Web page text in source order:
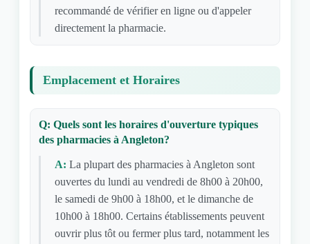
recommandé de vérifier en ligne ou d'appeler
directement la pharmacie.
Emplacement et Horaires
Q: Quels sont les horaires d'ouverture typiques
des pharmacies à Angleton?
A: La plupart des pharmacies à Angleton sont
ouvertes du lundi au vendredi de 8h00 à 20h00,
le samedi de 9h00 à 18h00, et le dimanche de
10h00 à 18h00. Certains établissements peuvent
ouvrir plus tôt ou fermer plus tard, notamment les